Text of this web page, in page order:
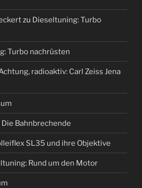
zu Dieseltuning: Turbo
Turbo nachrüsten
radioaktiv: Carl Zeiss Jena
Die Bahnbrechende
SL35 und ihre Objektive
Rund um den Motor